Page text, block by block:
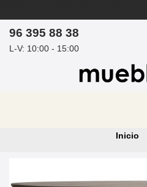
ASESORAMIENTO PERSONAL POR
INTERIORES - PROYECTOS DE
COMPRAS MEDIANTE PROFORMA /
96 395 88 38
L-V: 10:00 - 15:00
Inicio